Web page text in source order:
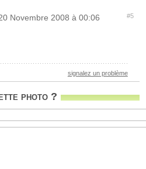
20 Novembre 2008 à 00:06 #5
signalez un problème
photo ?